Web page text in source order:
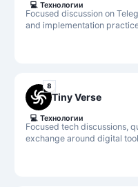
Focused discussion on
and implementation
💻 Технологии
8
Tiny Verse
Focused tech discussions,
exchange around digital
💻 Технологии